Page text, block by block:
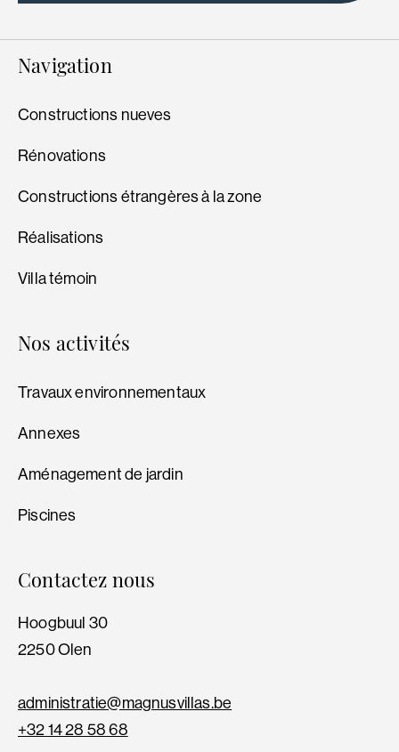
Navigation
Constructions nueves
Rénovations
Constructions étrangères à la zone
Réalisations
Villa témoin
Nos activités
Travaux environnementaux
Annexes
Aménagement de jardin
Piscines
Contactez nous
Hoogbuul 30
2250 Olen
administratie@magnusvillas.be
+32 14 28 58 68